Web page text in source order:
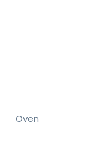
Oven